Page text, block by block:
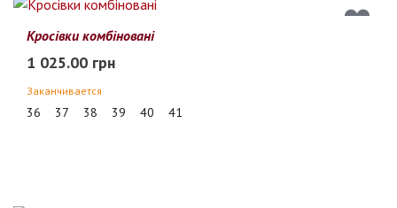
Кросівки комбіновані
1 025.00 грн
Заканчивается
36 37 38 39 40 41